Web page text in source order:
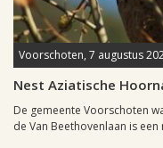
Voorschoten, 7 augustus
Nest Aziatische
De gemeente Voorschoten
de Van Beethovenlaan is een